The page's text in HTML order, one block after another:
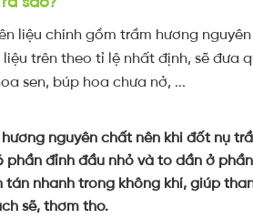
liệu chính gồm trầm hương
trên theo tỉ lệ nhất định, sẽ đưa
sen, búp hoa chưa nở, ...
nguyên chất nên khi đốt nụ
phần đỉnh đầu nhỏ và to dần ở
tán nhanh trong không khí, giúp
sẽ, thơm tho.